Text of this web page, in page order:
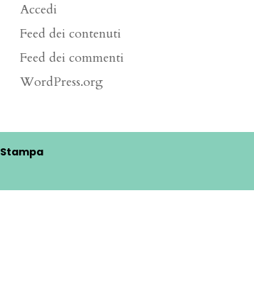
Accedi
Feed dei contenuti
Feed dei commenti
WordPress.org
Stampa